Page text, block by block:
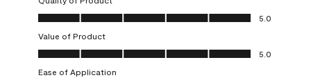
Quality of Product, 5.0 out of 5
5.0
Value of Product
Value of Product, 5.0 out of 5
5.0
Ease of Application